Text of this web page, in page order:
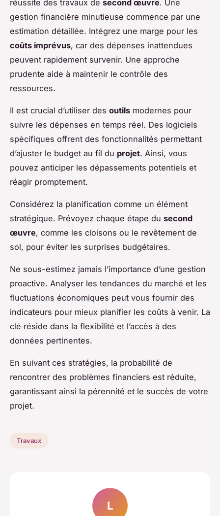
réussite des travaux de second œuvre. Une
gestion financière minutieuse commence par une
estimation détaillée. Intégrez une marge pour les
coûts imprévus, car des dépenses inattendues
peuvent rapidement survenir. Une approche
prudente aide à maintenir le contrôle des
ressources.
Il est crucial d’utiliser des outils modernes pour
suivre les dépenses en temps réel. Des logiciels
spécifiques offrent des fonctionnalités permettant
d’ajuster le budget au fil du projet. Ainsi, vous
pouvez anticiper les dépassements potentiels et
réagir promptement.
Considérez la planification comme un élément
stratégique. Prévoyez chaque étape du second
œuvre, comme les cloisons ou le revêtement de
sol, pour éviter les surprises budgétaires.
Ne sous-estimez jamais l’importance d’une gestion
proactive. Analyser les tendances du marché et les
fluctuations économiques peut vous fournir des
indicateurs pour mieux planifier les coûts à venir. La
clé réside dans la flexibilité et l’accès à des
données pertinentes.
En suivant ces stratégies, la probabilité de
rencontrer des problèmes financiers est réduite,
garantissant ainsi la pérennité et le succès de votre
projet.
Travaux
L